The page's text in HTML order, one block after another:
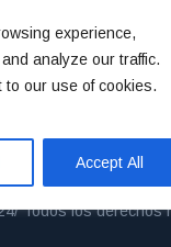
experience,
analyze our traffic.
to our use of cookies.
Accept All
Todos los derechos